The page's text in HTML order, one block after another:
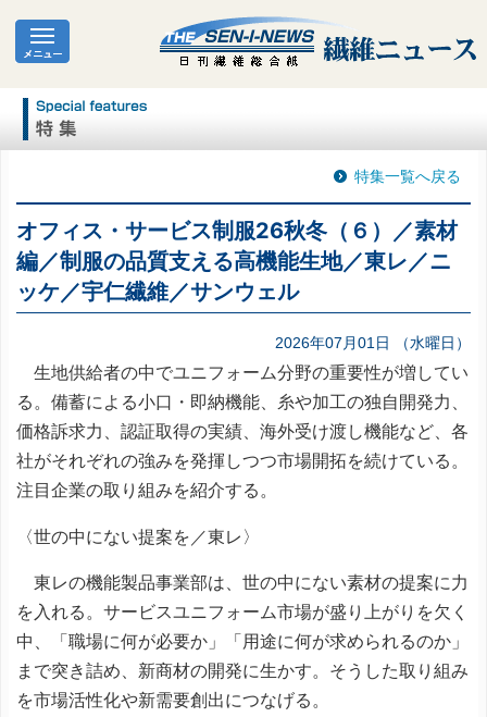
特集一覧へ戻る
オフィス・サービス制服26秋冬（６）／素材
編／制服の品質支える高機能生地／東レ／ニ
ッケ／宇仁繊維／サンウェル
2026年07月01日 （水曜日）
生地供給者の中でユニフォーム分野の重要性が増してい
る。備蓄による小口・即納機能、糸や加工の独自開発力、
価格訴求力、認証取得の実績、海外受け渡し機能など、各
社がそれぞれの強みを発揮しつつ市場開拓を続けている。
注目企業の取り組みを紹介する。
〈世の中にない提案を／東レ〉
東レの機能製品事業部は、世の中にない素材の提案に力
を入れる。サービスユニフォーム市場が盛り上がりを欠く
中、「職場に何が必要か」「用途に何が求められるのか」
まで突き詰め、新商材の開発に生かす。そうした取り組み
を市場活性化や新需要創出につなげる。